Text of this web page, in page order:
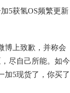
博上致歉，并称会
尽自己所能。如今
加5现货了，你买了